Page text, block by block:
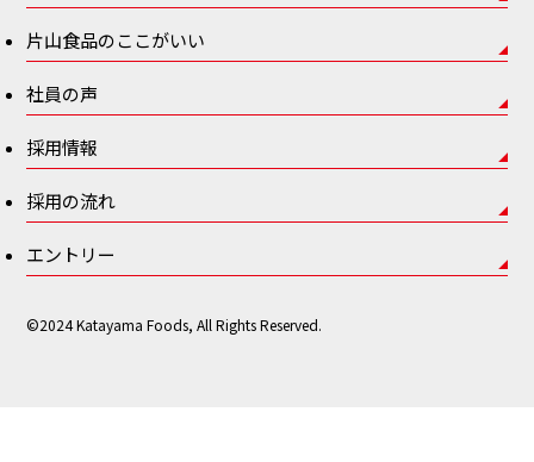
片山食品のここがいい
社員の声
採用情報
採用の流れ
エントリー
©2024 Katayama Foods, All Rights Reserved.